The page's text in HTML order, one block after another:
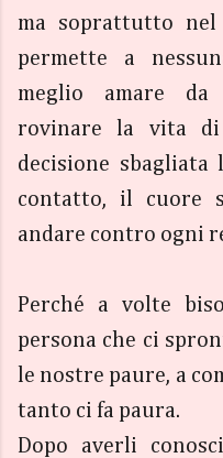
ma soprattutto nel
permette a
meglio amare
rovinare la vita di
decisione
contatto, il cuore
andare contro ogni
Perché a volte
persona che ci
le nostre paure, a
tanto ci fa paura.
Dopo averli